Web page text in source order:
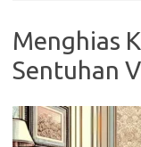
Menghias
Sentuhan